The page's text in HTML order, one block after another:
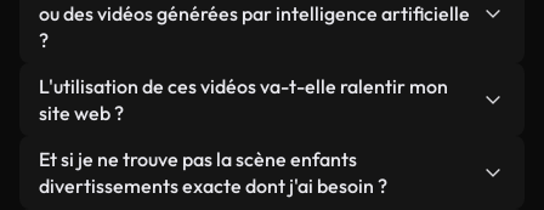
ou des vidéos générées par intelligence artificielle
?
Les deux. Il s'agit d'une bibliothèque hybride
composée de véritables images filmées par des
que de vidéos générées par IA. Chaque vidéo est
clairement identifiée afin que vous sachiez
L'utilisation de ces vidéos va-t-elle ralentir mon
site web ?
Sauf si vous choisissez nos versions optimisées.
Nous proposons des formats légers, prêts pour le
Et si je ne trouve pas la scène enfants
divertissements exacte dont j'ai besoin ?